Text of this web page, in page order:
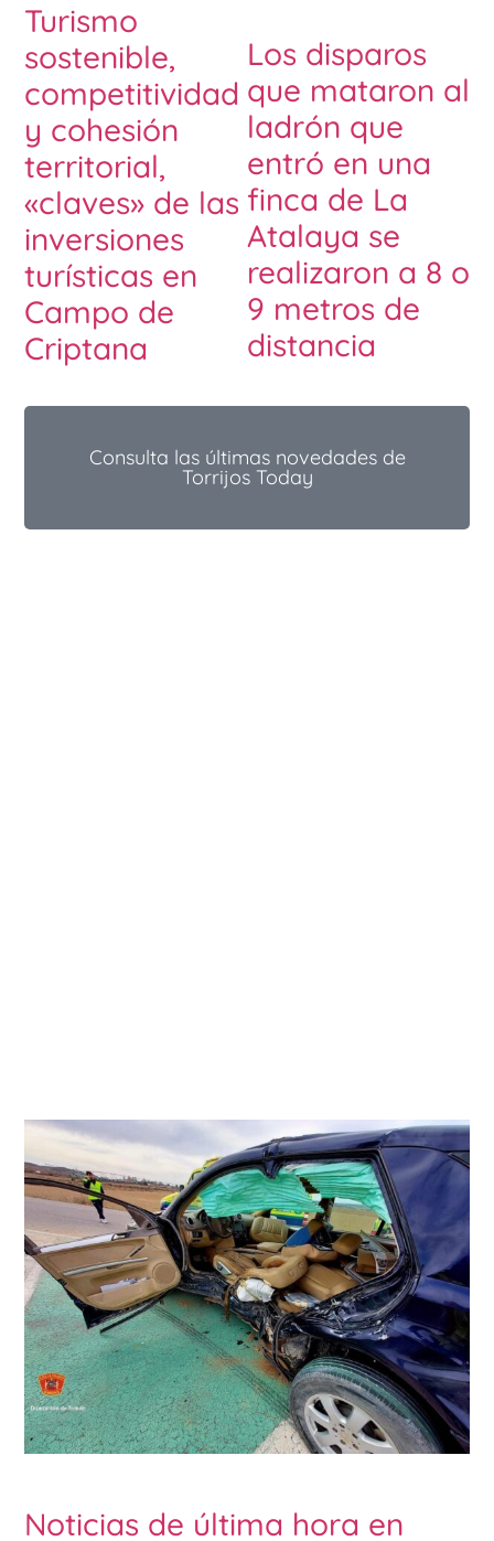
Turismo
sostenible,
competitividad
y cohesión
territorial,
«claves» de las
inversiones
turísticas en
Campo de
Criptana
Los disparos
que mataron al
ladrón que
entró en una
finca de La
Atalaya se
realizaron a 8 o
9 metros de
distancia
Consulta las últimas novedades de
Torrijos Today
Noticias de última hora en